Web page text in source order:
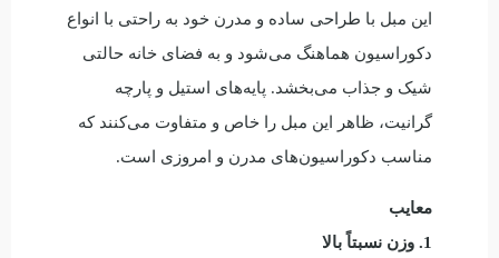
این مبل با طراحی ساده و مدرن خود به راحتی با انواع
دکوراسیون هماهنگ می‌شود و به فضای خانه حالتی
شیک و جذاب می‌بخشد. پایه‌های استیل و پارچه
گرانیت، ظاهر این مبل را خاص و متفاوت می‌کنند که
مناسب دکوراسیون‌های مدرن و امروزی است.
معایب
1. وزن نسبتاً بالا